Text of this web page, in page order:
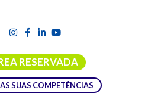
RESERVADA
SUAS COMPETÊNCIAS